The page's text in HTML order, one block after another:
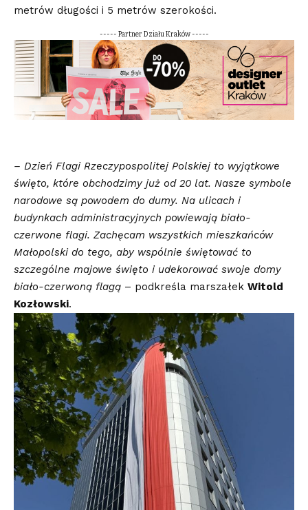
metrów długości i 5 metrów szerokości.
----- Partner Działu Kraków -----
– Dzień Flagi Rzeczypospolitej Polskiej to wyjątkowe
święto, które obchodzimy już od 20 lat. Nasze symbole
narodowe są powodem do dumy. Na ulicach i
budynkach administracyjnych powiewają biało-
czerwone flagi. Zachęcam wszystkich mieszkańców
Małopolski do tego, aby wspólnie świętować to
szczególne majowe święto i udekorować swoje domy
biało-czerwoną flagą – podkreśla marszałek Witold
Kozłowski.